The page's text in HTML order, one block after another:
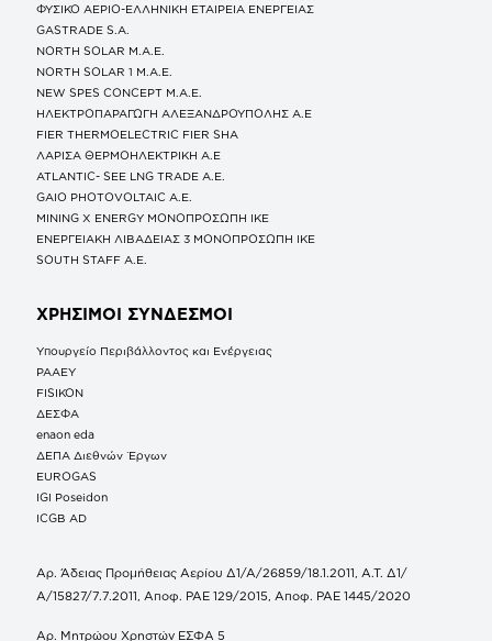
ΦΥΣΙΚΟ ΑΕΡΙΟ-ΕΛΛΗΝΙΚΗ ΕΤΑΙΡΕΙΑ ΕΝΕΡΓΕΙΑΣ
GASTRADE S.A.
NORTH SOLAR M.Α.Ε.
NORTH SOLAR 1 M.Α.Ε.
NEW SPES CONCEPT Μ.Α.Ε.
ΗΛΕΚΤΡΟΠΑΡΑΓΩΓΗ ΑΛΕΞΑΝΔΡΟΥΠΟΛΗΣ A.E
FIER THERMOELECTRIC FIER SHA
ΛΑΡΙΣΑ ΘΕΡΜΟΗΛΕΚΤΡΙΚΗ A.E
ATLANTIC- SEE LNG TRADE A.E.
GAIO PHOTOVOLTAIC Α.Ε.
MINING X ENERGY ΜΟΝΟΠΡΟΣΩΠΗ ΙΚΕ
ΕΝΕΡΓΕΙΑΚΗ ΛΙΒΑΔΕΙΑΣ 3 ΜΟΝΟΠΡΟΣΩΠΗ ΙΚΕ
SOUTH STAFF Α.Ε.
ΧΡΗΣΙΜΟΙ ΣΥΝΔΕΣΜΟΙ
Υπουργείο Περιβάλλοντος και Ενέργειας
ΡΑΑΕΥ
FISIKON
ΔΕΣΦΑ
enaon eda
ΔΕΠΑ Διεθνών Έργων
EUROGAS
IGI Poseidon
ICGB AD
Αρ. Άδειας Προμήθειας Αερίου Δ1/Α/26859/18.1.2011, Α.Τ. Δ1/
Α/15827/7.7.2011, Αποφ. ΡΑΕ 129/2015, Αποφ. ΡΑΕ 1445/2020
Αρ. Μητρώου Χρηστών ΕΣΦΑ 5